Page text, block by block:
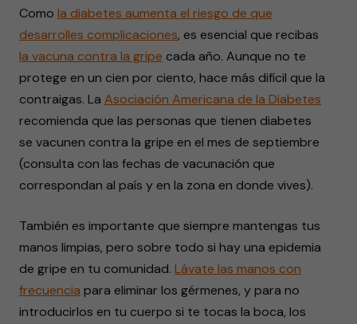
Como la diabetes aumenta el riesgo de que
desarrolles complicaciones, es esencial que recibas
la vacuna contra la gripe cada año. Aunque no te
protege en un cien por ciento, hace más difícil que la
contraigas. La Asociación Americana de la Diabetes
recomienda que las personas que tienen diabetes
se vacunen contra la gripe en el mes de septiembre
(consulta con las fechas de vacunación que
correspondan al país y en la zona en donde vives).
También es importante que siempre mantengas tus
manos limpias, pero sobre todo si hay una epidemia
de gripe en tu comunidad. Lávate las manos con
frecuencia para eliminar los gérmenes, y para no
introducirlos en tu cuerpo si te tocas la boca, los